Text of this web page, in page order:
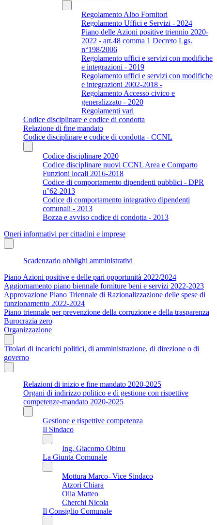
Regolamento Albo Fornitori
Regolamento Uffici e Servizi - 2024
Piano delle Azioni positive triennio 2020-
2022 - art.48 comma 1 Decreto Lgs.
n°198/2006
Regolamento uffici e servizi con modifiche
e integrazioni - 2019
Regolamento uffici e servizi con modifiche
e integrazioni 2002-2018 -
Regolamento Accesso civico e
generalizzato - 2020
Regolamenti vari
Codice disciplinare e codice di condotta
Relazione di fine mandato
Codice disciplinare e codice di condotta - CCNL
Codice disciplinare 2020
Codice disciplinare nuovi CCNL Area e Comparto
Funzioni locali 2016-2018
Codice di comportamento dipendenti pubblici - DPR
n°62-2013
Codice di comportamento integrativo dipendenti
comunali - 2013
Bozza e avviso codice di condotta - 2013
Oneri informativi per cittadini e imprese
Scadenzario obblighi amministrativi
Piano Azioni positive e delle pari opportunità 2022/2024
Aggiornamento piano biennale forniture beni e servizi 2022-2023
Approvazione Piano Triennale di Razionalizzazione delle spese di
funzionamento 2022-2024
Piano triennale per prevenzione della corruzione e della trasparenza
Burocrazia zero
Organizzazione
Titolari di incarichi politici, di amministrazione, di direzione o di
governo
Relazioni di inizio e fine mandato 2020-2025
Organi di indirizzo politico e di gestione con rispettive
competenze-mandato 2020-2025
Gestione e rispettive competenza
Il Sindaco
Ing. Giacomo Obinu
La Giunta Comunale
Mottura Marco- Vice Sindaco
Atzori Chiara
Olia Matteo
Cherchi Nicola
Il Consiglio Comunale